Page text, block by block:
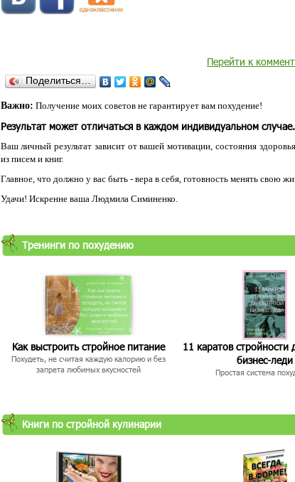
Перейти к
Поделиться…
Важно: Получение моих советов не гарантирует вам похудение!
Результат может отличаться в каждом индивидуальном случае.
Ваш личный результат зависит от вашей мотивации, состояния
из писем и книг.
Главное, что должно у вас быть - вера в себя, готовность менять свою
Удачи! Искренне ваша Людмила Симиненко.
Тренинги по похудению
Как выстроить стройное питание
Похудеть, не считая каждую калорию и без
запрета любимых вкусностей
11 каратов стройности
бизнес-леди
Простая система
Книги по стройной кулинарии